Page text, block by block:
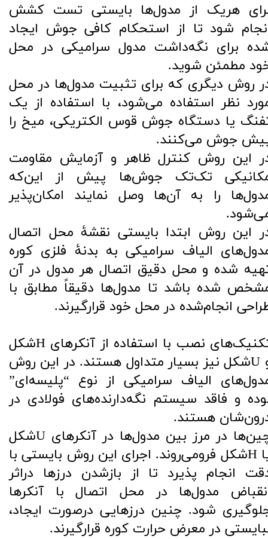
هریک از مدول‌ها بایستی تست کشش
شود تا از استحکام کافی جوش ایجاد
برای نگه‌داشت مدول سرامیکی در محل
مطمئن شوید.
روش دیگری که برای تثبیت مدول‌ها در محل
نظر استفاده می‌شود، با استفاده از یک
یا دستگاه جوش قوس الکتریکی، میخ را
جوش می‌کنند.
این روش کنترل ظاهر و آزمایش مقاومت
تک‌تک جوش‌ها پیش از این‌که
را به آن‌ها وصل نمایند امکان‌پذیر
این روش ابتدا بایستی نقشۀ محل اتصال
الیاف سرامیکی به بدنۀ فلزی کوره
شده و محل دقیق اتصال هر مدول در آن
شده باشد تا مدول‌ها دقیقاً مطابق با
انجام‌شده در محل خود قرارگیرند.
تکنیک‌های نصب با استفاده از آنکرهای Hشکل
و Uشکل نیز بسیار متداول هستند. در این روش
الیاف سرامیکی از نوع “پلیسه‌ای”
و فاقد سیستم نگه‌دارنده‌های فولادی در
هستند.
چین‌ها در مرز بین مدول‌ها در آنکرهای Uشکل
یا Hشکل فرومی‌روند. اجرای این روش بایستی با
انجام پذیرد تا از بازشدن درزها دراثر
مدول‌ها در محل اتصال با آنکرها
شود. چنین درزهایی درصورت ایجاد،
در معرض حرارت کوره قرارگیرند.